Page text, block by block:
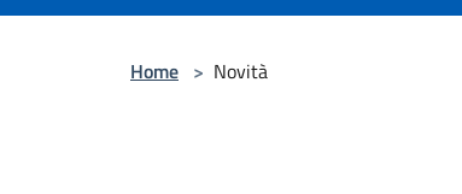
Home > Novità